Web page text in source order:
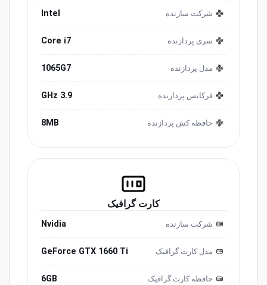
شرکت سازنده Intel
سری پردازنده Core i7
مدل پردازنده 1065G7
فرکانس پردازنده GHz 3.9
حافظه کش پردازنده 8MB
کارت گرافیک
شرکت سازنده Nvidia
مدل کارت گرافیک GeForce GTX 1660 Ti
حافظه کارت گرافیک 6GB